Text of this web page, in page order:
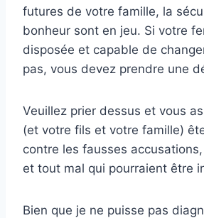
futures de votre famille, la
bonheur sont en jeu. Si votre
disposée et capable de
pas, vous devez prendre une
Veuillez prier dessus et vous
(et votre fils et votre famille)
contre les fausses
et tout mal qui pourraient être
Bien que je ne puisse pas